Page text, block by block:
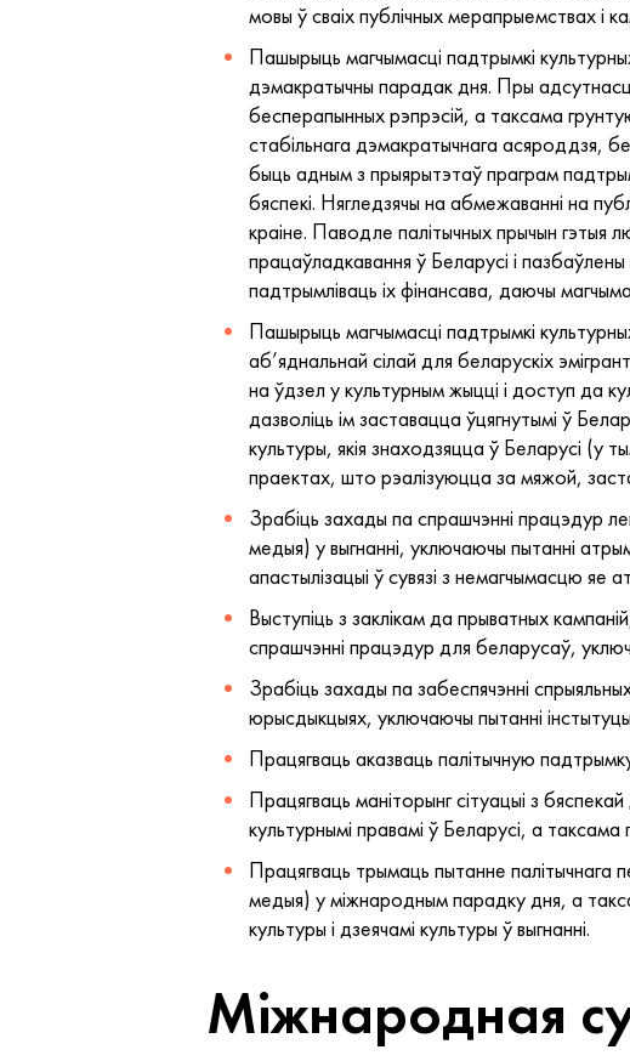
мовы ў сваіх публічных мерапрыемствах і
Пашырыць магчымасці падтрымкі
дэмакратычны парадак дня. Пры
бесперапынных рэпрэсій, а таксама
стабільнага дэмакратычнага асяроддзя,
быць адным з прыярытэтаў праграм
бяспекі. Нягледзячы на абмежаванні на
краіне. Паводле палітычных прычын гэтыя
працаўладкавання ў Беларусі і
падтрымліваць іх фінансава, даючы
Пашырыць магчымасці падтрымкі
аб’яднальнай сілай для беларускіх
на ўдзел у культурным жыцці і доступ да
дазволіць ім заставацца ўцягнутымі ў
культуры, якія знаходзяцца ў Беларусі (у
праектах, што рэалізуюцца за мяжой,
Зрабіць захады па спрашчэнні працэдур
медыя) у выгнанні, уключаючы пытанні
апастылізацыі ў сувязі з немагчымасцю яе
Выступіць з заклікам да прыватных
спрашчэнні працэдур для беларусаў,
Зрабіць захады па забеспячэнні
юрысдыкцыях, уключаючы пытанні
Працягваць аказваць палітычную
Працягваць маніторынг сітуацыі з
культурнымі правамі ў Беларусі, а
Працягваць трымаць пытанне палітычнага
медыя) у міжнародным парадку дня, а
культуры і дзеячамі культуры ў выгнанні.
Міжнародная